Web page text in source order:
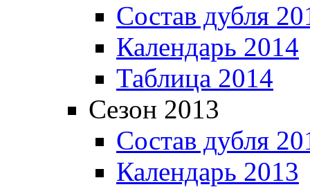
Состав дубля
Календарь 2014
Таблица 2014
Сезон 2013
Состав дубля
Календарь 2013